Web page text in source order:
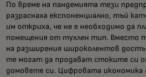
По време на пандемията тези
разраснаха експоненциално, тъй
им откриха, че не е необходимо да
помещения от тухлен тип. Вместо
на разширения широколентов
те могат да продават стоките си
домовете си. Цифровата икономика